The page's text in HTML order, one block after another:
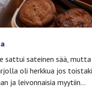
sattui sateinen sää,
oli herkkua jos
ja leivonnaisia myytiin…